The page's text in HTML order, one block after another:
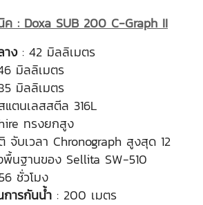
ค : Doxa SUB 200 C-Graph II
ง: 42 มิลลิเมตร
มิลลิเมตร
มิลลิเมตร
แตนเลสสตีล 316L
ทรงยกสูง
จับเวลา Chronograph สูงสุด 12
พื้นฐานของ Sellita SW-510
ชั่วโมง
การกันน้ำ : 200 เมตร